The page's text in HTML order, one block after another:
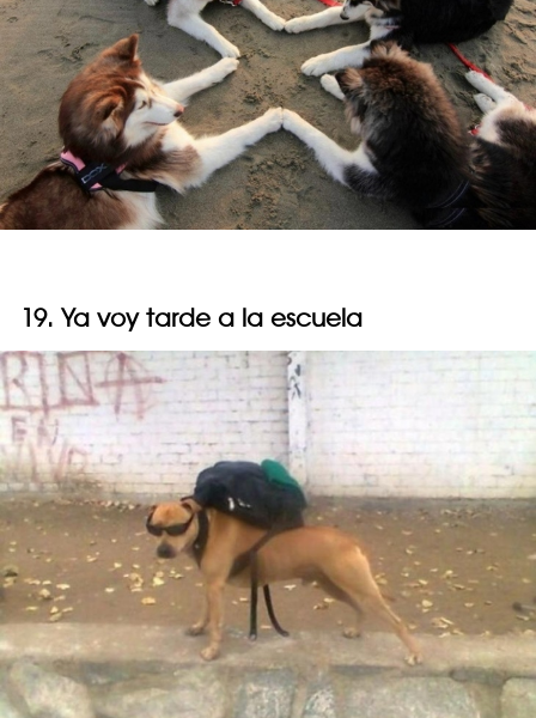
19. Ya voy tarde a la escuela